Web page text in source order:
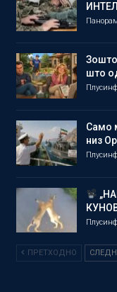
што
Само
низ
ПРЕТХОДНО